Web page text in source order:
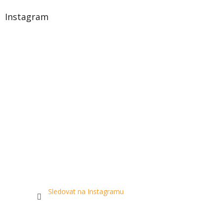
Instagram
Sledovat na Instagramu